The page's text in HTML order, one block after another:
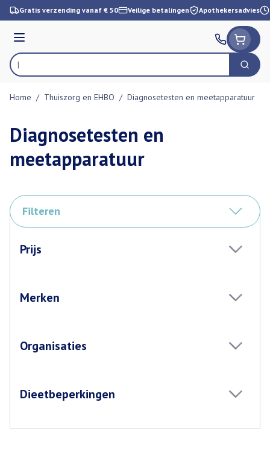
Ga naar de inhoud
Gratis verzending vanaf € 50 Veilige betalingen Apothekersadvies
Menu
Product, merk, categorie... Zoek
Home / Thuiszorg en EHBO / Diagnosetesten en meetapparatuur
Diagnosetesten en
meetapparatuur
Filteren
Prijs
Merken
Organisaties
Dieetbeperkingen